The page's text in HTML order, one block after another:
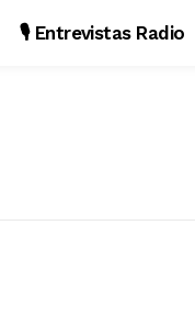
🎙️ Entrevistas Radio